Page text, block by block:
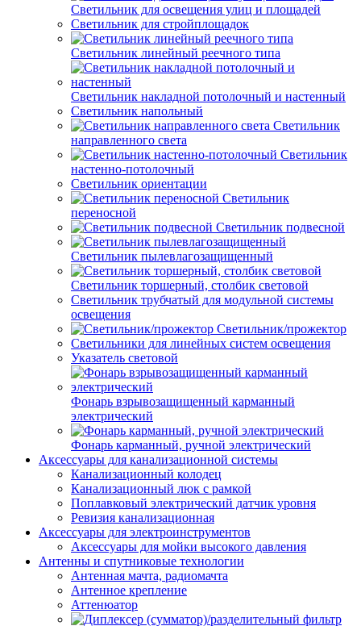
Светильник для освещения улиц и площадей
Светильник для стройплощадок
Светильник линейный реечного типа
Светильник накладной потолочный и настенный
Светильник напольный
Светильник
направленного света
Светильник
настенно-потолочный
Светильник ориентации
Светильник
переносной
Светильник подвесной
Светильник пылевлагозащищенный
Светильник торшерный, столбик световой
Светильник трубчатый для модульной системы
освещения
Светильник/прожектор
Светильники для линейных систем освещения
Указатель световой
Фонарь взрывозащищенный карманный
электрический
Фонарь карманный, ручной электрический
Аксессуары для канализационной системы
Канализационный колодец
Канализационный люк с рамкой
Поплавковый электрический датчик уровня
Ревизия канализационная
Аксессуары для электроинструментов
Аксессуары для мойки высокого давления
Антенны и спутниковые технологии
Антенная мачта, радиомачта
Антенное крепление
Аттенюатор